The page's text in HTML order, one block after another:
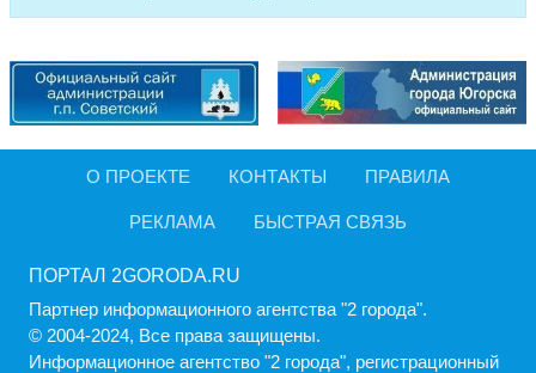
О ПРОЕКТЕ КОНТАКТЫ ПРАВИЛА
РЕКЛАМА БЫСТРАЯ СВЯЗЬ
ПОРТАЛ 2GORODA.RU
Партнер информационного агентства "2 города".
© 2004-2024, Все права защищены.
Информационное агентство "2 города", регистрационный